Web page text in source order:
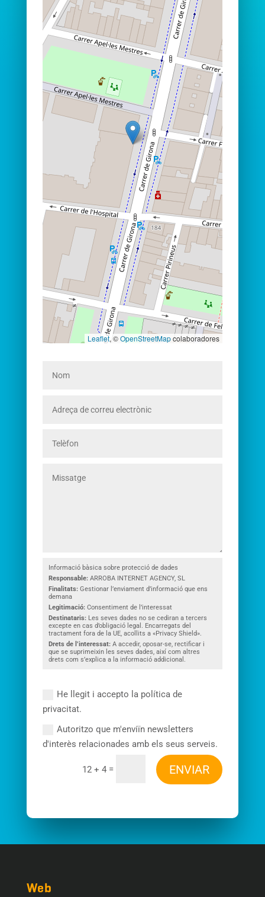
Leaflet, ©OpenStreetMapcolaboradores
Informació bàsica sobre protecció de dades
Responsable: ARROBA INTERNET AGENCY, SL
Finalitats: Gestionar l’enviament d’informació que ens
demana
Legitimació: Consentiment de l’interessat
Destinataris: Les seves dades no se cediran a tercers
excepte en cas d’obligació legal. Encarregats del
tractament fora de la UE, acollits a «Privacy Shield».
Drets de l’interessat: A accedir, oposar-se, rectificar i
que se suprimeixin les seves dades, així com altres
drets com s’explica a la informació addicional.
He llegit i accepto la política de
privacitat.
Autoritzo que m'enviïn newsletters
d'interès relacionades amb els seus serveis.
12 + 4 = ENVIAR
Web